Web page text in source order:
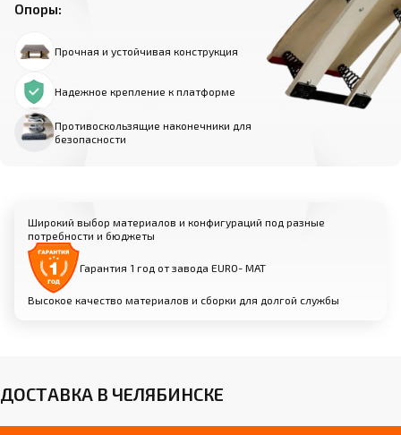
Опоры:
Прочная и устойчивая конструкция
Надежное крепление к платформе
Противоскользящие наконечники для
безопасности
Широкий выбор материалов и конфигураций под разные
потребности и бюджеты
Гарантия 1 год от завода EURO- МАТ
Высокое качество материалов и сборки для долгой службы
ДОСТАВКА В ЧЕЛЯБИНСКЕ